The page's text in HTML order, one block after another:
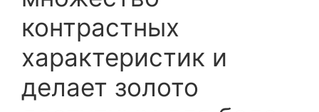
контрастных
характеристик и
делает золото